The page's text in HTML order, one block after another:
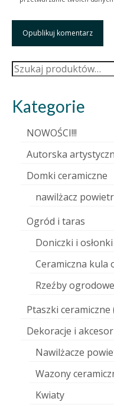
Szukaj:
Kategorie
NOWOŚCI!!!
Autorska
Domki ceramiczne
nawilżacz
Ogród i taras
Doniczki i osłonki
Ceramiczna kula
Rzeźby ogrodowe
Ptaszki
Dekoracje i
Nawilżacze
Wazony
Kwiaty